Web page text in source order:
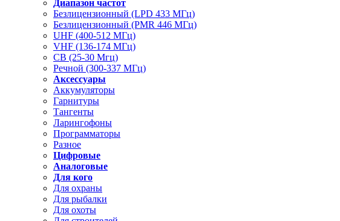
Диапазон частот
Безлицензионный (LPD 433 МГц)
Безлицензионный (PMR 446 МГц)
UHF (400-512 МГц)
VHF (136-174 МГц)
CB (25-30 Мгц)
Речной (300-337 МГц)
Аксессуары
Аккумуляторы
Гарнитуры
Тангенты
Ларингофоны
Программаторы
Разное
Цифровые
Аналоговые
Для кого
Для охраны
Для рыбалки
Для охоты